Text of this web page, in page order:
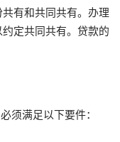
有和共同共有。办理
定共同共有。贷款的
满足以下要件：